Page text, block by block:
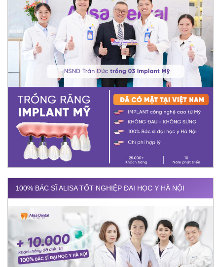
100% BÁC SĨ ALISA TỐT NGHIỆP ĐẠI HỌC Y HÀ NỘI